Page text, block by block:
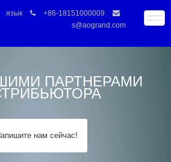
язык
+86-18151000009
s@aogrand.com
ПАРТНЕРАМИ
нам сейчас!